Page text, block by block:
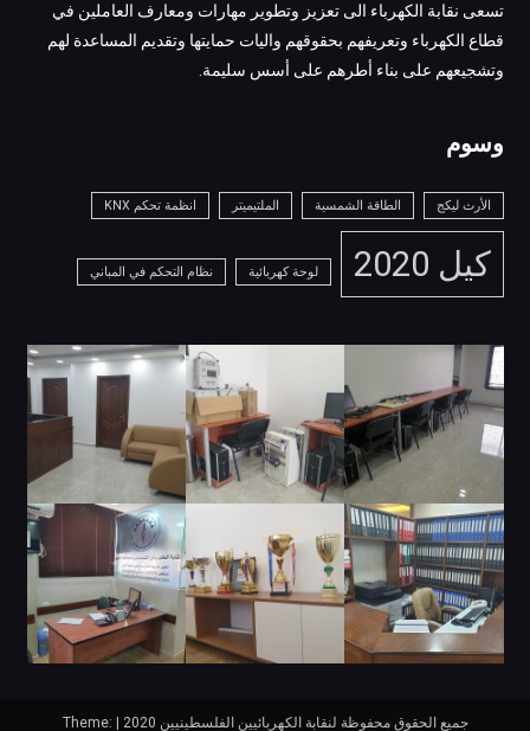
تسعى نقابة الكهرباء الى تعزيز وتطوير مهارات ومعارف العاملين في
قطاع الكهرباء وتعريفهم بحقوقهم واليات حمايتها وتقديم المساعدة لهم
وتشجيعهم على بناء أطرهم على أسس سليمة.
وسوم
الأرث ليكج الطاقة الشمسية الملتيميتر انظمة تحكم KNX
كيل 2020 لوحة كهربائية نظام التحكم في المباني
جميع الحقوق محفوظة لنقابة الكهربائيين الفلسطينيين 2020 |
Theme: